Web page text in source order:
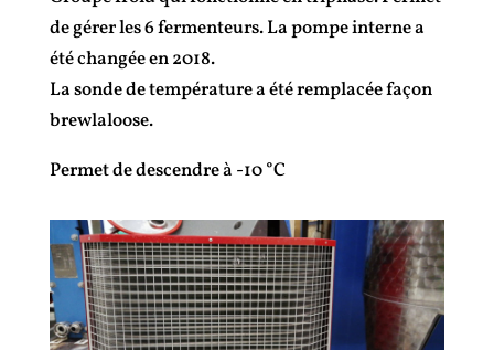
de gérer les 6 fermenteurs. La pompe interne a
été changée en 2018.
La sonde de température a été remplacée façon
brewlaloose.
Permet de descendre à -10 °C